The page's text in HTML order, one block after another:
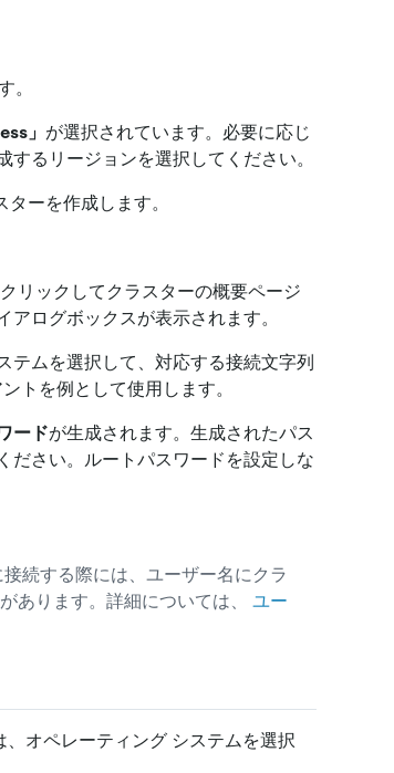
。
」 が選択されています。必要に応じ
るリージョンを選択してください。
ーを作成します。
リックしてクラスターの概要ページ
アログボックスが表示されます。
テムを選択して、対応する接続文字列
トを例として使用します。
ードが生成されます。生成されたパス
ださい。ルートパスワードを設定しな
続する際には、ユーザー名にクラ
あります。詳細については、 ユー
オペレーティング システムを選択